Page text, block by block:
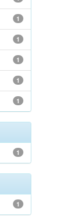
1
1
1
1
1
1
1